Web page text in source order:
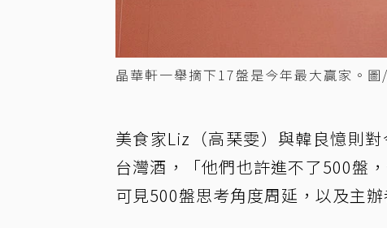
晶華軒一舉摘下17盤是今年最大贏家。
美食家Liz（高琹雯）與韓良憶則
台灣酒，「他們也許進不了500盤
可見500盤思考角度周延，以及主